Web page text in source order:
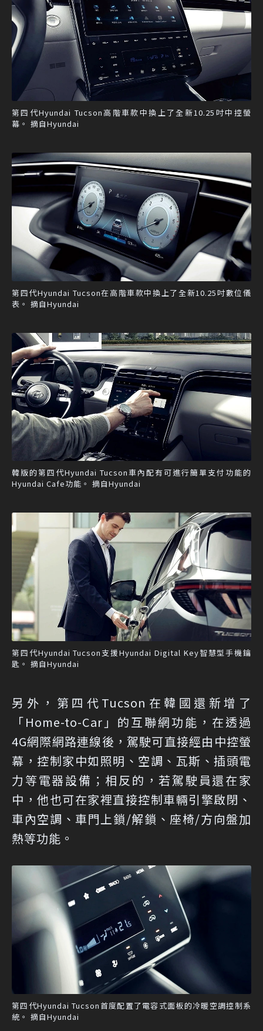
第四代Hyundai Tucson高階車款中換上了全新10.25吋中控螢
幕。 摘自Hyundai
第四代Hyundai Tucson在高階車款中換上了全新10.25吋數位儀
表。 摘自Hyundai
韓版的第四代Hyundai Tucson車內配有可進行簡單支付功能的
Hyundai Cafe功能。 摘自Hyundai
第四代Hyundai Tucson支援Hyundai Digital Key智慧型手機鑰
匙。 摘自Hyundai
另外，第四代Tucson在韓國還新增了
「Home-to-Car」的互聯網功能，在透過
4G網際網路連線後，駕駛可直接經由中控螢
幕，控制家中如照明、空調、瓦斯、插頭電
力等電器設備；相反的，若駕駛員還在家
中，他也可在家裡直接控制車輛引擎啟閉、
車內空調、車門上鎖/解鎖、座椅/方向盤加
熱等功能。
第四代Hyundai Tucson首度配置了電容式面板的冷暖空調控制系
統。 摘自Hyundai